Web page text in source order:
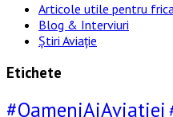
Articole utile pentru
Blog & Interviuri
Știri Aviație
Etichete
#OameniAiAviatiei